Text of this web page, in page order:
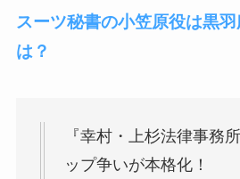
スーツ秘書の小笠原役は黒
は？
『幸村・上杉法律事務
ップ争いが本格化！